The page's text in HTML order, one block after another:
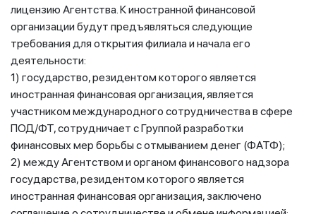
лицензию Агентства. К иностранной финансовой
организации будут предъявляться следующие
требования для открытия филиала и начала его
деятельности:
1) государство, резидентом которого является
иностранная финансовая организация, является
участником международного сотрудничества в сфере
ПОД/ФТ, сотрудничает с Группой разработки
финансовых мер борьбы с отмыванием денег (ФАТФ);
2) между Агентством и органом финансового надзора
государства, резидентом которого является
иностранная финансовая организация, заключено